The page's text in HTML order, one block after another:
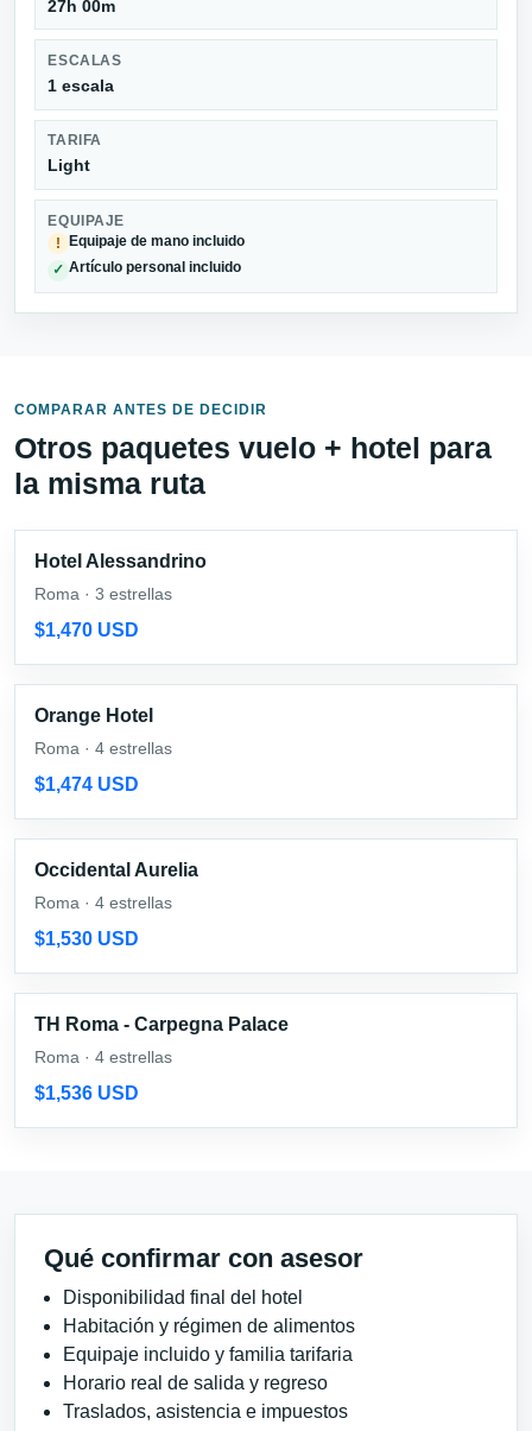
27h 00m
ESCALAS
1 escala
TARIFA
Light
EQUIPAJE
!
Equipaje de mano incluido
✓ Artículo personal incluido
COMPARAR ANTES DE DECIDIR
Otros paquetes vuelo + hotel para
la misma ruta
Hotel Alessandrino
Roma · 3 estrellas
$1,470 USD
Orange Hotel
Roma · 4 estrellas
$1,474 USD
Occidental Aurelia
Roma · 4 estrellas
$1,530 USD
TH Roma - Carpegna Palace
Roma · 4 estrellas
$1,536 USD
Qué confirmar con asesor
Disponibilidad final del hotel
Habitación y régimen de alimentos
Equipaje incluido y familia tarifaria
Horario real de salida y regreso
Traslados, asistencia e impuestos